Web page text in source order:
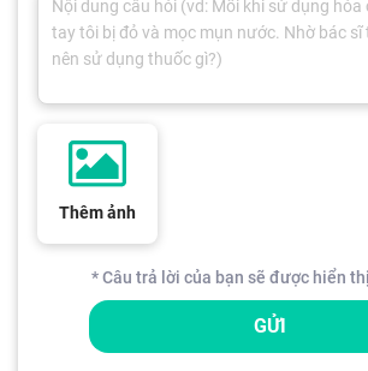
Thêm ảnh
* Câu trả lời của bạn sẽ được hiển
GỬI